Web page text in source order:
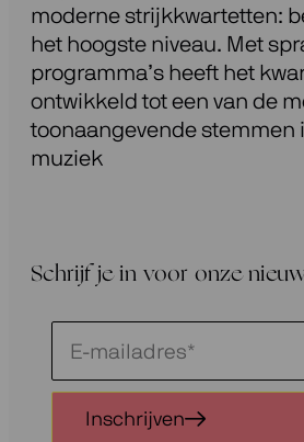
moderne strijkkwartetten:
het hoogste niveau. Met
programma’s heeft het
ontwikkeld tot een van de
toonaangevende stemmen
muziek
Schrijf je in voor onze
Schrijf
je
voorInschrijven